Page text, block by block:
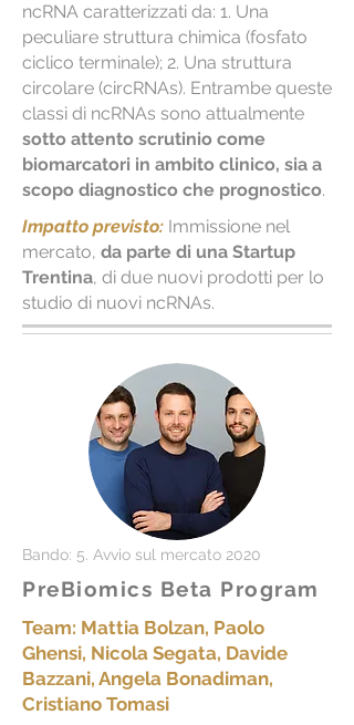
ncRNA caratterizzati da: 1. Una
peculiare struttura chimica (fosfato
ciclico terminale); 2. Una struttura
circolare (circRNAs). Entrambe queste
classi di ncRNAs sono attualmente
sotto attento scrutinio come
biomarcatori in ambito clinico, sia a
scopo diagnostico che prognostico.
Impatto previsto: Immissione nel
mercato, da parte di una Startup
Trentina, di due nuovi prodotti per lo
studio di nuovi ncRNAs.
Bando: 5. Avvio sul mercato 2020
PreBiomics Beta Program
Team: Mattia Bolzan, Paolo
Ghensi, Nicola Segata, Davide
Bazzani, Angela Bonadiman,
Cristiano Tomasi